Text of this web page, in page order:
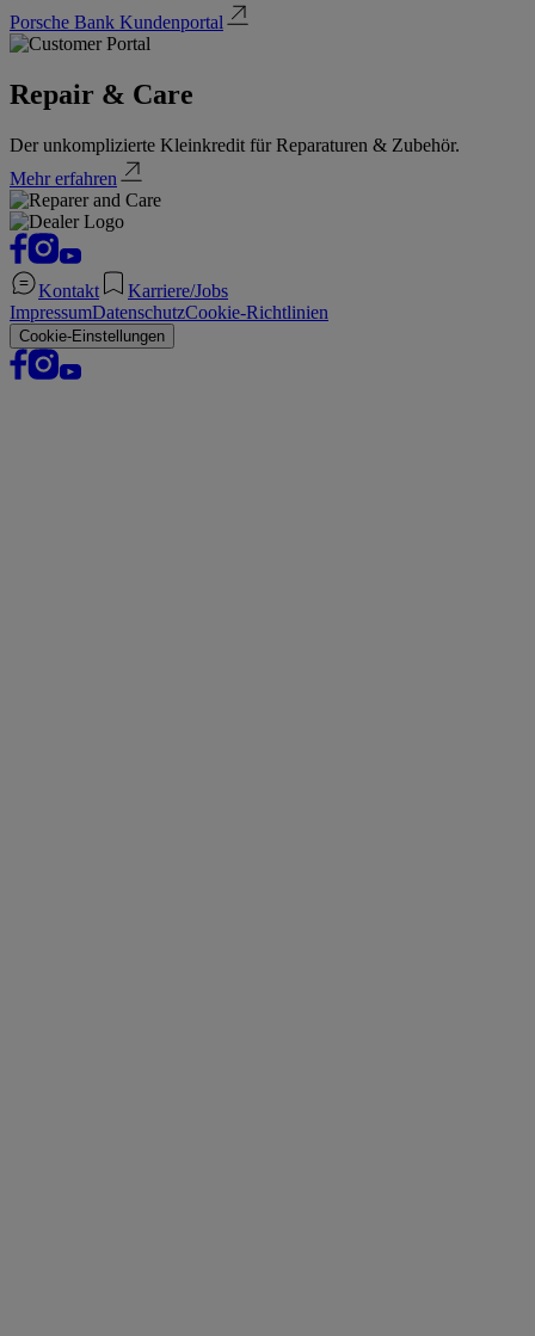
Porsche Bank Kundenportal
Repair & Care
Der unkomplizierte Kleinkredit für Reparaturen & Zubehör.
Mehr erfahren
Kontakt
Karriere/Jobs
ImpressumDatenschutzCookie-Richtlinien
Cookie-Einstellungen